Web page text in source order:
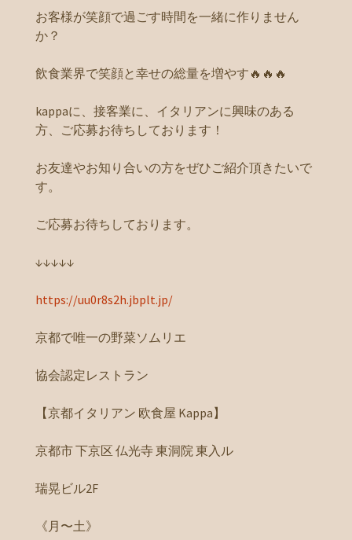
お客様が笑顔で過ごす時間を一緒に作りません
か？
飲食業界で笑顔と幸せの総量を増やす🔥🔥🔥
kappaに、接客業に、イタリアンに興味のある
方、ご応募お待ちしております！
お友達やお知り合いの方をぜひご紹介頂きたいで
す。
ご応募お待ちしております。
↓↓↓↓↓
https://uu0r8s2h.jbplt.jp/
京都で唯一の野菜ソムリエ
協会認定レストラン
【京都イタリアン 欧食屋 Kappa】
京都市 下京区 仏光寺 東洞院 東入ル
瑞晃ビル2F
《月〜土》